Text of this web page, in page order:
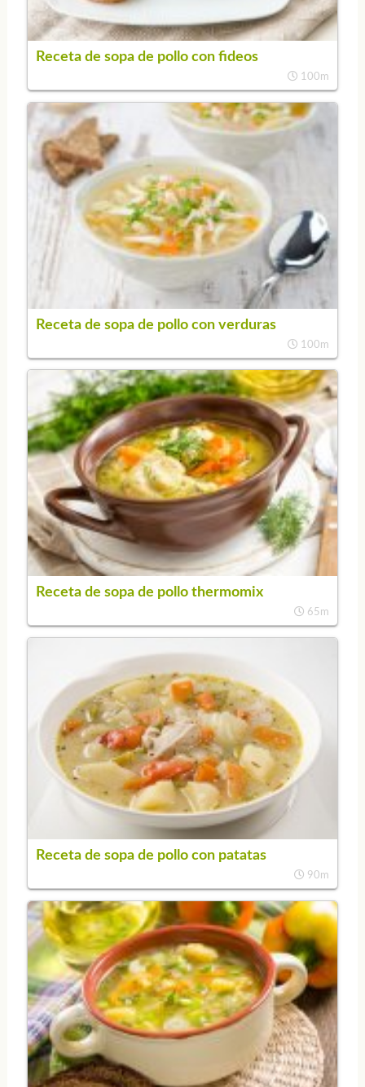
Receta de sopa de pollo con fideos
100m
Receta de sopa de pollo con verduras
100m
Receta de sopa de pollo thermomix
65m
Receta de sopa de pollo con patatas
90m